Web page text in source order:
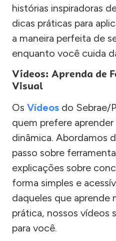
histórias inspiradoras
dicas práticas para
a maneira perfeita de
enquanto você cuida
Vídeos: Aprenda de
Visual
Os Vídeos do Sebrae/
quem prefere
dinâmica. Abordamos
passo sobre
explicações sobre
forma simples e
daqueles que aprende
prática, nossos vídeos
para você.